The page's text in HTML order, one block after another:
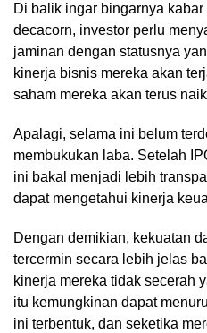
Di balik ingar bingarnya kabar
decacorn, investor perlu
jaminan dengan statusnya
kinerja bisnis mereka akan
saham mereka akan terus
Apalagi, selama ini belum
membukukan laba. Setelah
ini bakal menjadi lebih
dapat mengetahui kinerja
Dengan demikian, kekuatan
tercermin secara lebih jelas
kinerja mereka tidak secerah
itu kemungkinan dapat
ini terbentuk, dan seketika